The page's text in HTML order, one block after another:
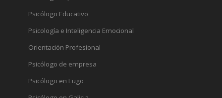
Psicólogo Educativo
Psicología e Inteligencia Emocional
Orientación Profesional
Psicólogo de empresa
Psicólogo en Lugo